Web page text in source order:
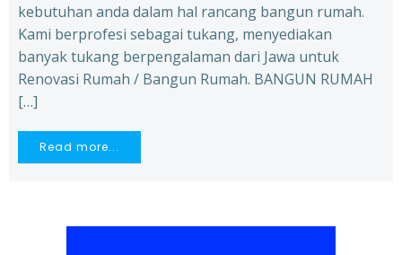
kebutuhan anda dalam hal rancang bangun rumah.
Kami berprofesi sebagai tukang, menyediakan
banyak tukang berpengalaman dari Jawa untuk
Renovasi Rumah / Bangun Rumah. BANGUN RUMAH
[…]
Read more...